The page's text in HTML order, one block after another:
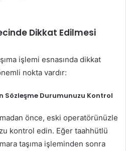
Dikkat Edilmesi
işlemi esnasında dikkat
nokta vardır:
Sözleşme Durumunuzu Kontrol
önce, eski operatörünüzle
kontrol edin. Eğer taahhütlü
taşıma işleminden sonra